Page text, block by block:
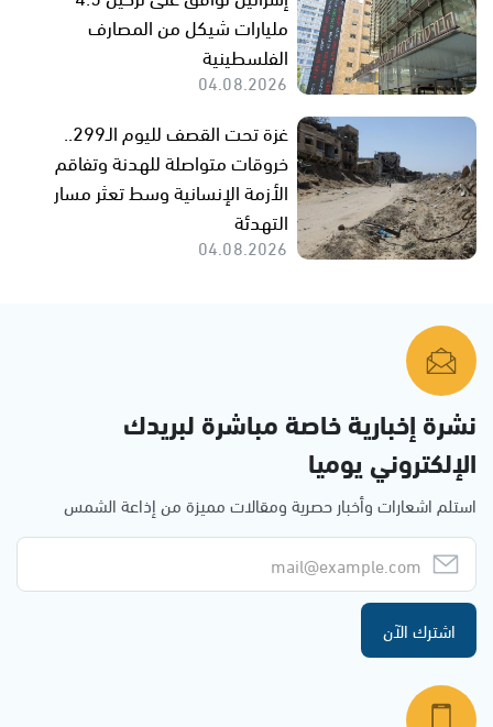
مليارات شيكل من المصارف
الفلسطينية
04.08.2026
غزة تحت القصف لليوم الـ299..
خروقات متواصلة للهدنة وتفاقم
الأزمة الإنسانية وسط تعثر مسار
التهدئة
04.08.2026
نشرة إخبارية خاصة مباشرة لبريدك
الإلكتروني يوميا
استلم اشعارات وأخبار حصرية ومقالات مميزة من إذاعة الشمس
اشترك الآن